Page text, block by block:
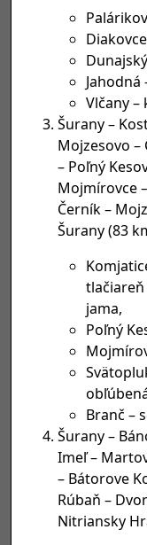
Jahodná
Vlčany –
Šurany –
Mojzesovo –
– Poľný
Mojmírovce
Černík –
Šurany (83
tlačiareň
jama,
Poľný
Branč –
Šurany –
Imeľ –
– Bátorove
Rúbaň –
Nitriansky